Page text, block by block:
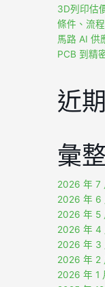
3D列印估
條件、流
馬路 AI 供
PCB 到精
近
彙整
2026 年 7
2026 年 6
2026 年 5
2026 年 4
2026 年 3
2026 年 2
2026 年 1